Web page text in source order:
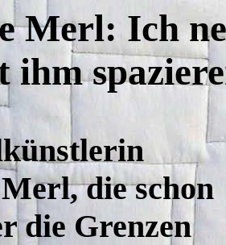
Merl: Ich
ihm
die schon
die Grenzen